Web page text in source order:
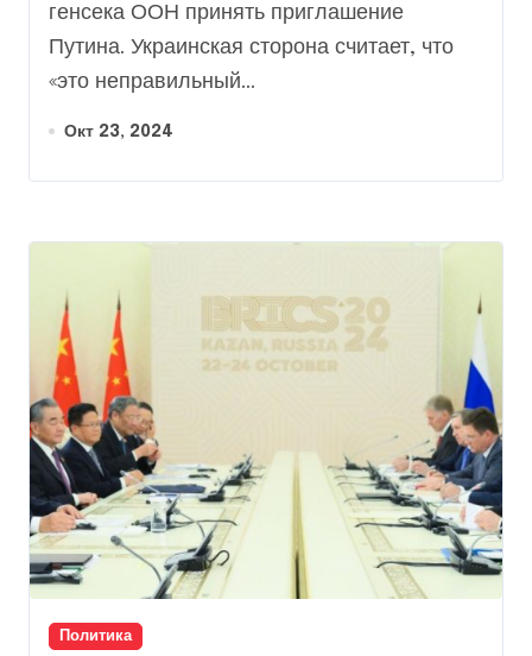
генсека ООН принять приглашение
Путина. Украинская сторона считает, что
«это неправильный...
Окт 23, 2024
Политика